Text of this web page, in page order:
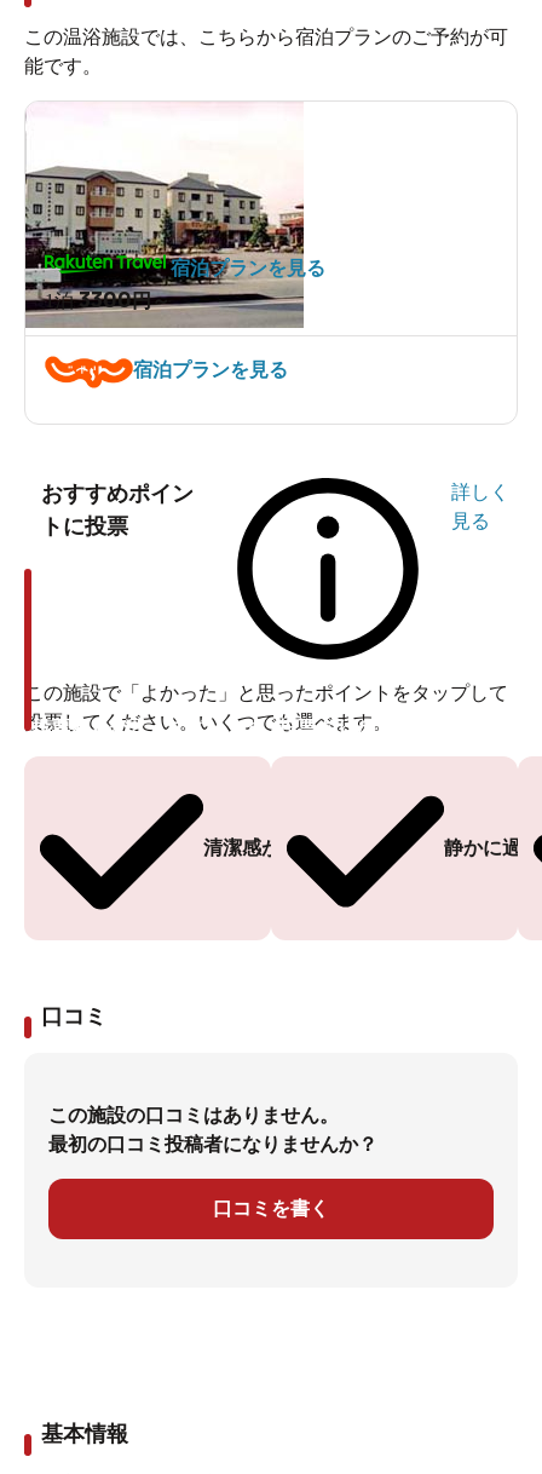
この温浴施設では、こちらから宿泊プランのご予約が可
能です。
1泊3300円～
宿泊プランを見る
宿泊プランを見る
おすすめポイン
トに投票
詳しく
見る
この施設で「よかった」と思ったポイントをタップして
投票してください。いくつでも選べます。
清潔感がある
投票ありがとうございます
静かに過
投票ありがとうございます
口コミ
この施設の口コミはありません。
最初の口コミ投稿者になりませんか？
口コミを書く
基本情報